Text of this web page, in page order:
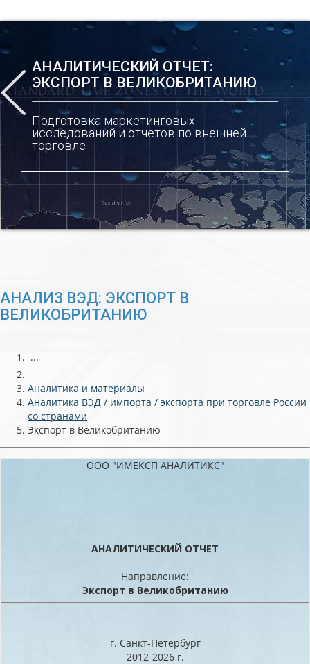
АНАЛИТИЧЕСКИЙ ОТЧЕТ:
ЭКСПОРТ В ВЕЛИКОБРИТАНИЮ
Подготовка маркетинговых
исследований и отчетов по внешней
торговле
АНАЛИЗ ВЭД: ЭКСПОРТ В
ВЕЛИКОБРИТАНИЮ
...
Аналитика и материалы
Аналитика ВЭД / импорта / экспорта при торговле России
со странами
Экспорт в Великобританию
ООО "ИМЕКСП АНАЛИТИКС"
АНАЛИТИЧЕСКИЙ ОТЧЕТ
Направление:
Экспорт в Великобританию
г. Санкт-Петербург
2012-2026 г.